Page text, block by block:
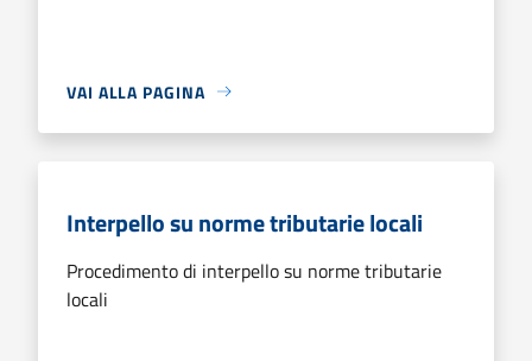
VAI ALLA PAGINA
Interpello su norme tributarie locali
Procedimento di interpello su norme tributarie
locali